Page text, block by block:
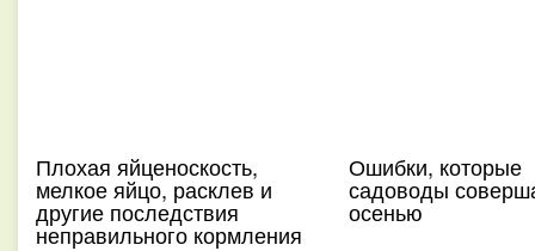
Плохая яйценоскость,
мелкое яйцо, расклев и
другие последствия
неправильного кормления
Ошибки, которые
садоводы
осенью